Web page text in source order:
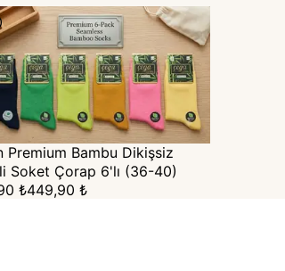
Premium Bambu Dikişsiz
Soket Çorap 6'lı (36-40)
₺449,90 ₺